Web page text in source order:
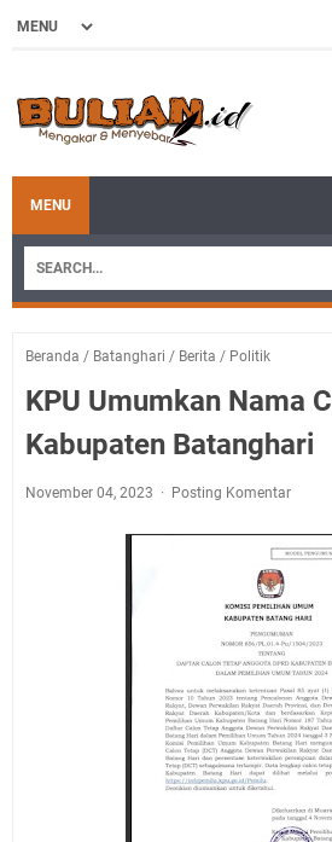
MENU
Beranda / Batanghari / Berita / Politik
KPU Umumkan Nama
Kabupaten Batanghari
November 04, 2023 Posting Komentar